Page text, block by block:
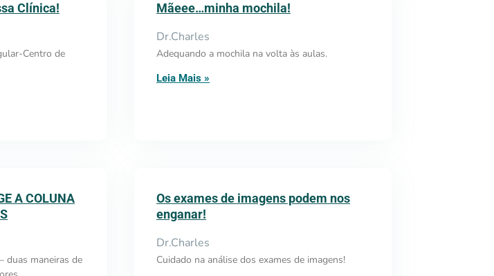
Clínica!
Centro de
Mãeee…minha mochila!
Dr.Charles
Adequando a mochila na volta às aulas.
Leia Mais »
A COLUNA
duas maneiras de
Os exames de imagens podem nos
enganar!
Dr.Charles
Cuidado na análise dos exames de imagens!